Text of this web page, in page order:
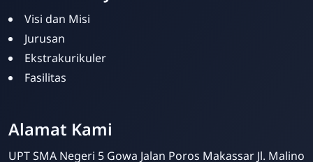
Visi dan Misi
Jurusan
Ekstrakurikuler
Fasilitas
Alamat Kami
UPT SMA Negeri 5 Gowa Jalan Poros Makassar Jl. Malino